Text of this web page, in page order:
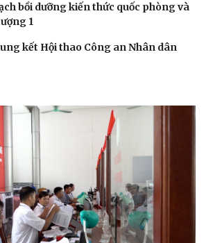
bồi dưỡng kiến thức quốc phòng và
1
kết Hội thao Công an Nhân dân